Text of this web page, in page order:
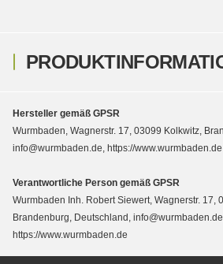
Hersteller gemäß GPSR
Wurmbaden, Wagnerstr. 17, 03099 Kolkwitz,
info@wurmbaden.de, https://www.wurmbaden.de
Verantwortliche Person gemäß GPSR
Wurmbaden Inh. Robert Siewert, Wagnerstr. 17,
Brandenburg, Deutschland, info@wurmbaden.de,
https://www.wurmbaden.de